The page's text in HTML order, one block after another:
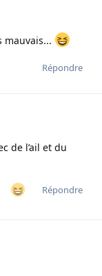
mauvais...
Répondre
de l’ail et du
Répondre